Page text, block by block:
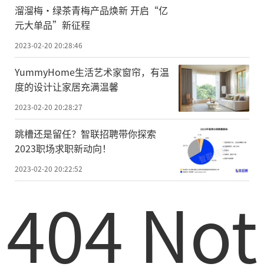
溜溜梅·绿茶青梅产品焕新 开启“亿
元大单品”新征程
2023-02-20 20:28:46
YummyHome生活艺术家窗帘，有温
度的设计让家居充满温馨
2023-02-20 20:28:27
跳槽还是留任？智联招聘带你探索
2023职场求职新动向！
2023-02-20 20:22:52
404 Not